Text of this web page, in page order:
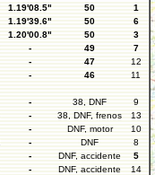
1.19'08.5" 50
1
1.19'39.6" 50
6
1.20'00.8" 50
3
- 49
7
- 47
12
- 46 11
- 38, DNF
9
- 38, DNF, frenos
13
- DNF, motor
10
- DNF
8
- DNF, accidente
5
- DNF, accidente 14